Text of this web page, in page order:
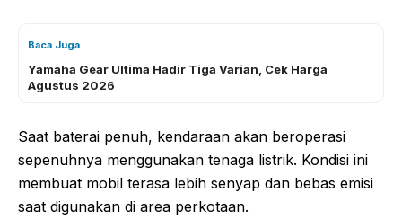
Baca Juga
Yamaha Gear Ultima Hadir Tiga Varian, Cek Harga
Agustus 2026
Saat baterai penuh, kendaraan akan beroperasi
sepenuhnya menggunakan tenaga listrik. Kondisi ini
membuat mobil terasa lebih senyap dan bebas emisi
saat digunakan di area perkotaan.